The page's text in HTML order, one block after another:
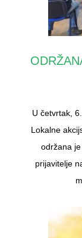
U četvrtak,
Lokalne
održana
prijavitelje